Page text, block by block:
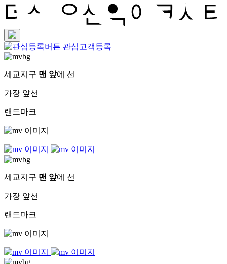
관심고객등록
세교지구 맨 앞에 선
가장 앞선
랜드마크
세교지구 맨 앞에 선
가장 앞선
랜드마크